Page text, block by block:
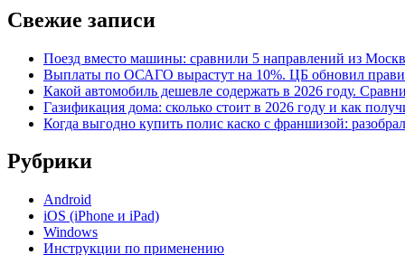
Свежие записи
Поезд вместо машины: сравнили 5 направлений из
Выплаты по ОСАГО вырастут на 10%. ЦБ обновил
Какой автомобиль дешевле содержать в 2026 году.
Газификация дома: сколько стоит в 2026 году и как
Когда выгодно купить полис каско с франшизой:
Рубрики
Android
iOS (iPhone и iPad)
Windows
Инструкции по применению